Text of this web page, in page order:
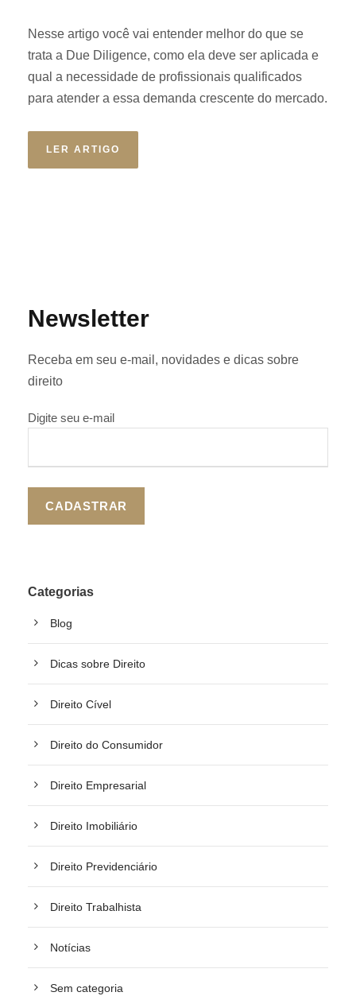
Nesse artigo você vai entender melhor do que se
trata a Due Diligence, como ela deve ser aplicada e
qual a necessidade de profissionais qualificados
para atender a essa demanda crescente do mercado.
LER ARTIGO
Newsletter
Receba em seu e-mail, novidades e dicas sobre
direito
Digite seu e-mail
Categorias
Blog
Dicas sobre Direito
Direito Cível
Direito do Consumidor
Direito Empresarial
Direito Imobiliário
Direito Previdenciário
Direito Trabalhista
Notícias
Sem categoria